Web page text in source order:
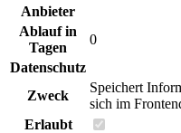
Anbieter
Ablauf in
Tagen
0
Datenschutz
Zweck
Speichert
sich im
Erlaubt